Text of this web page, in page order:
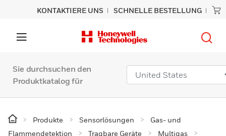
KONTAKTIERE UNS SCHNELLE BESTELLUNG
Sie durchsuchen den
Produktkatalog für
Produkte Sensorlösungen
Gas- und
Flammendetektion
Tragbare Geräte
Multigas